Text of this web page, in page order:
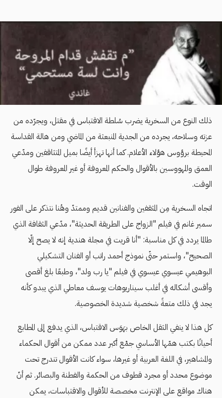
ذلك النوع من السخرية يضرب سُلطة الاقتباس في مقتل، ويجرّده من
عزته وسلاحه، يجرده من الجدية المنبعثة من الماضي ومن هالة القداسة
المحيطة برؤوس هؤلاء الأعلام. كما أنها تهزأ أيضًا بميل المتثاقفين ومدّعي
العمق والمهووسين بالأقوال والحكم المعروفة أو غير المعروفة طوال
الوقت.
اتجاه السخرية مِن المثقفين والفنانين قديم وممتدّ وهُنا نتذكر على الفور
سمير غانم في فيلم "الزواج على الطريقة الحديثة"، مدّعي الثقافة الذي
طالما يردد في كل مناسبة: "أنا قريت في مجلة هندية إنه لا يصح إلّا
الصحيح"، واستمر حتّى نموذج أحمد راتب أو الفنان التشكيلي
البوهيمي عيسوي عيسوي في فيلم "يا رب ولد"، وطبعًا بلغ أقصى
وأقسى أشكاله في أغلب سيناريوهات يوسف معاطي الذي يبدو كأنه
يجد في ذلك متعةً شخصية شديدة الخصوصية.
كل هذا لا ينفي الثقل الخاص بهَوَس الاقتباس، الذي يدفع إلى المطابع
أحيانًا بكتب همّها الأساسي جمْع أكبر عدد ممكن من أقوال الحكماء
والمشاهير، في اللغة العربية أو غيرها، سواء كانت الأقوال تندرج تحت
موضوع محدد أو مجرد قطوف من الحكمة والفطنة والبصائر. ثم أنّ
هناك مواقع على الإنترنت مخصصة للأقوال والاقتباسات، يمكن